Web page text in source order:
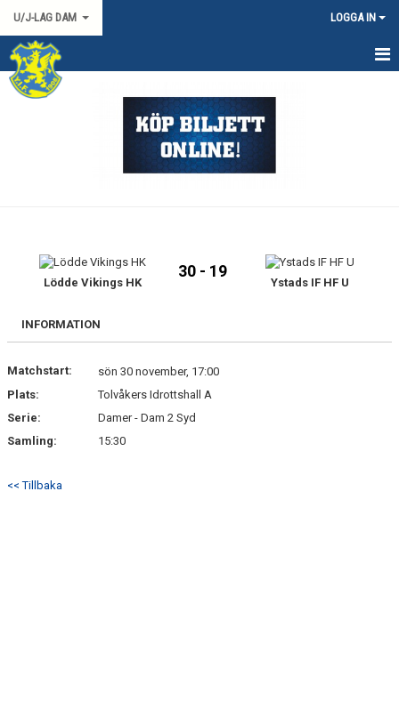
U/J-LAG DAM LOGGA IN
HEM
KONTAKT
MATCHER
Lödde Vikings HK
30 - 19
Ystads IF HF U
INFORMATION
Matchstart:
sön 30 november, 17:00
Plats:
Tolvåkers Idrottshall A
Serie:
Damer - Dam 2 Syd
Samling:
15:30
<< Tillbaka